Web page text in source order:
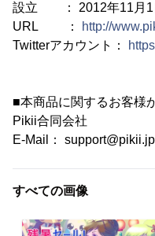
設立 ： 2012年11月1
URL ：
http://
Twitterアカウント：
■本商品に関するお客様
Pikii合同会社
E-Mail： support@pikii.jp
すべての画像